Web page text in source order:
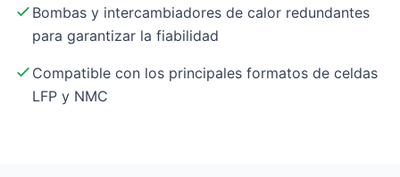
Bombas y intercambiadores de calor redundantes
para garantizar la fiabilidad
Compatible con los principales formatos de celdas
LFP y NMC